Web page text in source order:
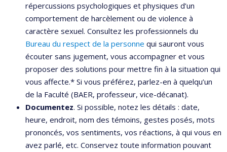
répercussions psychologiques et physiques d’un
comportement de harcèlement ou de violence à
caractère sexuel. Consultez les professionnels du
Bureau du respect de la personne qui sauront vous
écouter sans jugement, vous accompagner et vous
proposer des solutions pour mettre fin à la situation qui
vous affecte.* Si vous préférez, parlez-en à quelqu’un
de la Faculté (BAER, professeur, vice-décanat).
Documentez. Si possible, notez les détails : date,
heure, endroit, nom des témoins, gestes posés, mots
prononcés, vos sentiments, vos réactions, à qui vous en
avez parlé, etc. Conservez toute information pouvant